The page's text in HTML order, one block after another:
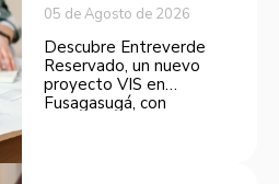
05 de Agosto de 2026
Descubre Entreverde
Reservado, un nuevo
proyecto VIS en
Fusagasugá, con